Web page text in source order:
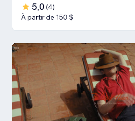
5,0 (4)
À partir de 150 $